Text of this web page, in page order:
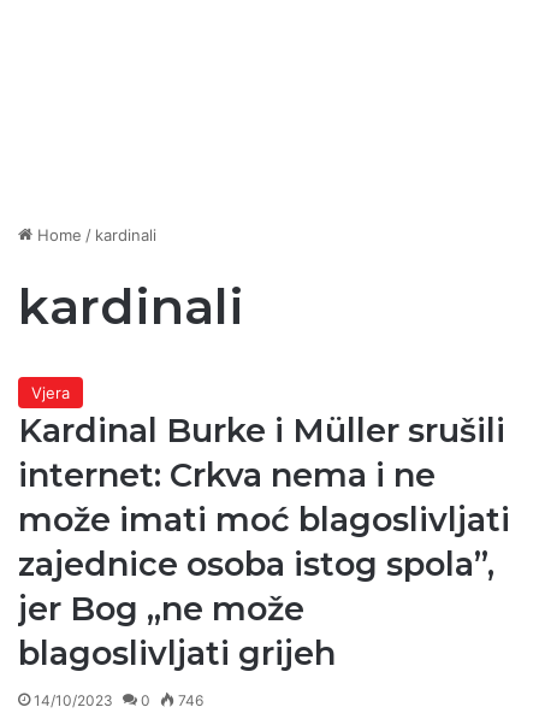
Home / kardinali
kardinali
Vjera
Kardinal Burke i Müller srušili
internet: Crkva nema i ne
može imati moć blagoslivljati
zajednice osoba istog spola”,
jer Bog „ne može
blagoslivljati grijeh
14/10/2023 0 746